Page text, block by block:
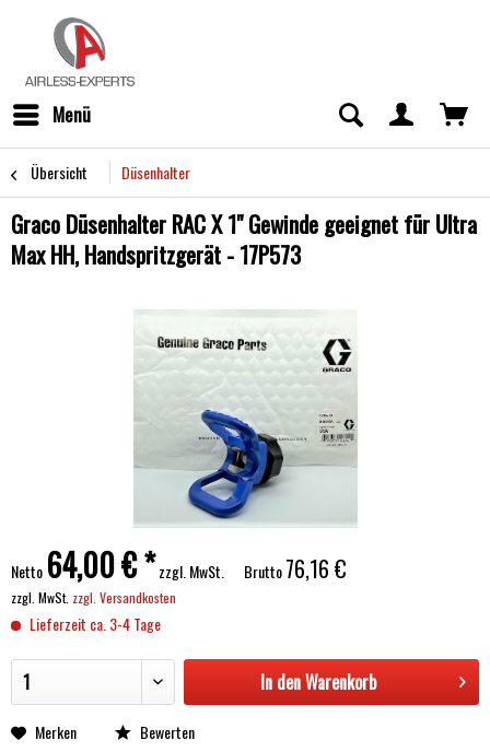
Menü
Übersicht Düsenhalter
Graco Düsenhalter RAC X 1" Gewinde geeignet für Ultra
Max HH, Handspritzgerät - 17P573
Netto 64,00 € *zzgl. MwSt. Brutto76,16 €
zzgl. MwSt. zzgl. Versandkosten
Lieferzeit ca. 3-4 Tage
In denWarenkorb
Merken Bewerten